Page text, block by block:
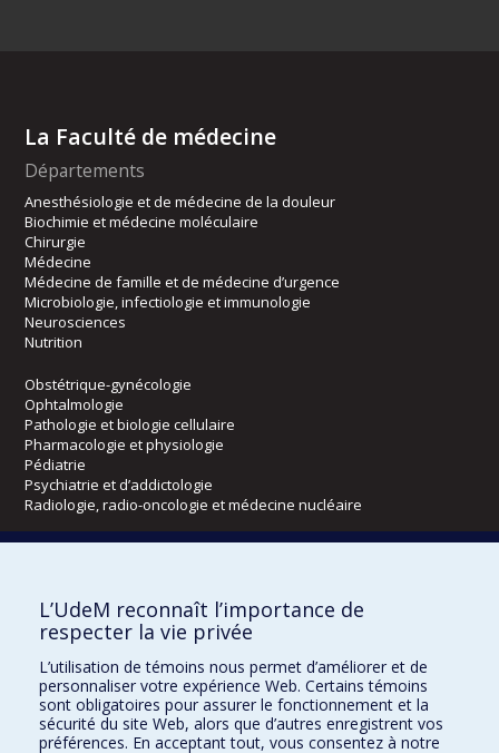
La Faculté de médecine
Départements
Anesthésiologie et de médecine de la douleur
Biochimie et médecine moléculaire
Chirurgie
Médecine
Médecine de famille et de médecine d’urgence
Microbiologie, infectiologie et immunologie
Neurosciences
Nutrition
Obstétrique-gynécologie
Ophtalmologie
Pathologie et biologie cellulaire
Pharmacologie et physiologie
Pédiatrie
Psychiatrie et d’addictologie
Radiologie, radio-oncologie et médecine nucléaire
Kinésiologie et des sciences de l’activité physique
Orthophonie et audiologie
Directions
DPC
L’UdeM reconnaît l’importance de
respecter la vie privée
L’utilisation de témoins nous permet d’améliorer et de
personnaliser votre expérience Web. Certains témoins
sont obligatoires pour assurer le fonctionnement et la
sécurité du site Web, alors que d’autres enregistrent vos
préférences. En acceptant tout, vous consentez à notre